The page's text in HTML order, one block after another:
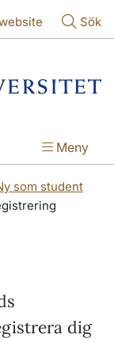
Sök
Meny
som student
dig